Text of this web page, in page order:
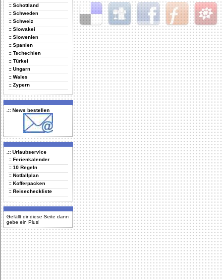
:: Schottland
:: Schweden
:: Schweiz
:: Slowakei
:: Slowenien
:: Spanien
:: Tschechien
:: Türkei
:: Ungarn
:: Wales
:: Zypern
.:: News bestellen
.:: Urlaubservice
:: Ferienkalender
:: 10 Regeln
:: Notfallplan
:: Kofferpacken
:: Reisecheckliste
Gefällt dir diese Seite dann
gebe ein Plus!
Delicious Digg Facebook Furl StudiVZ